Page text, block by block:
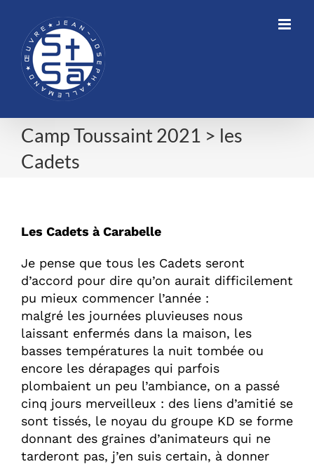
content
Camp Toussaint 2021 > les
Cadets
Les Cadets à Carabelle
Je pense que tous les Cadets seront
d’accord pour dire qu’on aurait difficilement
pu mieux commencer l’année :
malgré les journées pluvieuses nous
laissant enfermés dans la maison, les
basses températures la nuit tombée ou
encore les dérapages qui parfois
plombaient un peu l’ambiance, on a passé
cinq jours merveilleux : des liens d’amitié se
sont tissés, le noyau du groupe KD se forme
donnant des graines d’animateurs qui ne
tarderont pas, j’en suis certain, à donner